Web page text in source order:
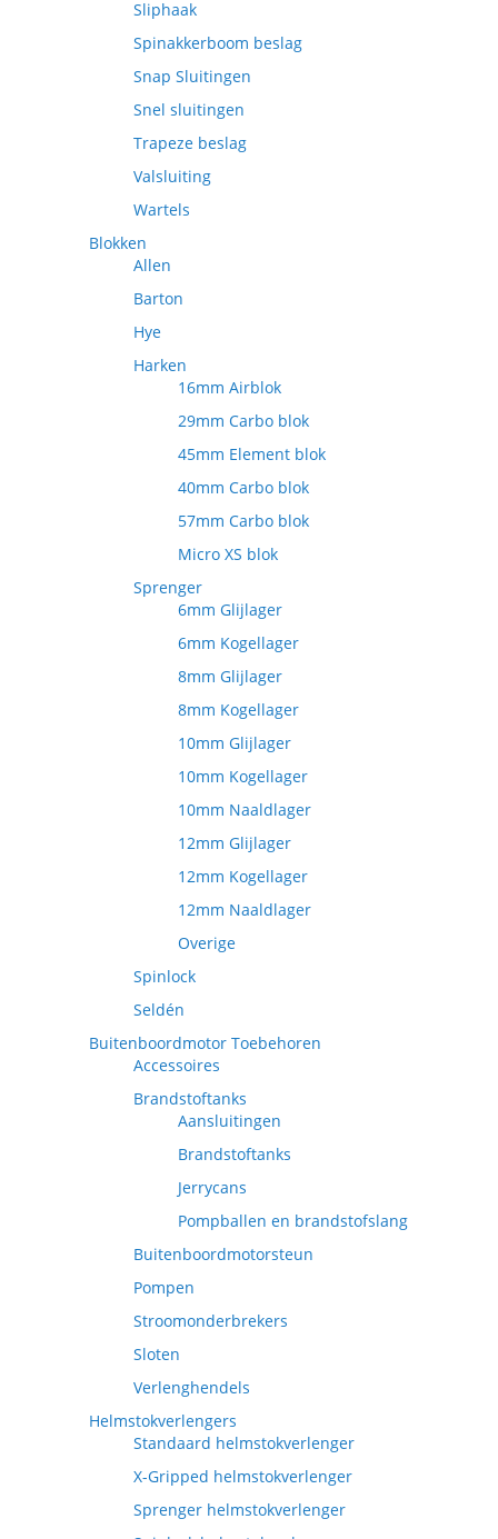
Sliphaak
Spinakkerboom beslag
Snap Sluitingen
Snel sluitingen
Trapeze beslag
Valsluiting
Wartels
Blokken
Allen
Barton
Hye
Harken
16mm Airblok
29mm Carbo blok
45mm Element blok
40mm Carbo blok
57mm Carbo blok
Micro XS blok
Sprenger
6mm Glijlager
6mm Kogellager
8mm Glijlager
8mm Kogellager
10mm Glijlager
10mm Kogellager
10mm Naaldlager
12mm Glijlager
12mm Kogellager
12mm Naaldlager
Overige
Spinlock
Seldén
Buitenboordmotor Toebehoren
Accessoires
Brandstoftanks
Aansluitingen
Brandstoftanks
Jerrycans
Pompballen en brandstofslang
Buitenboordmotorsteun
Pompen
Stroomonderbrekers
Sloten
Verlenghendels
Helmstokverlengers
Standaard helmstokverlenger
X-Gripped helmstokverlenger
Sprenger helmstokverlenger